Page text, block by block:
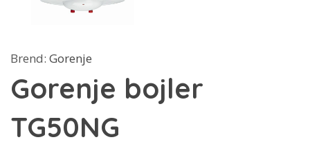
Brend: Gorenje
Gorenje bojler
TG50NG